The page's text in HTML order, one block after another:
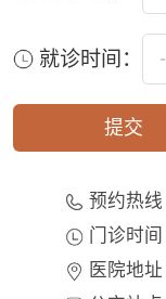
就诊时间：
预约热线
门诊时间
医院地